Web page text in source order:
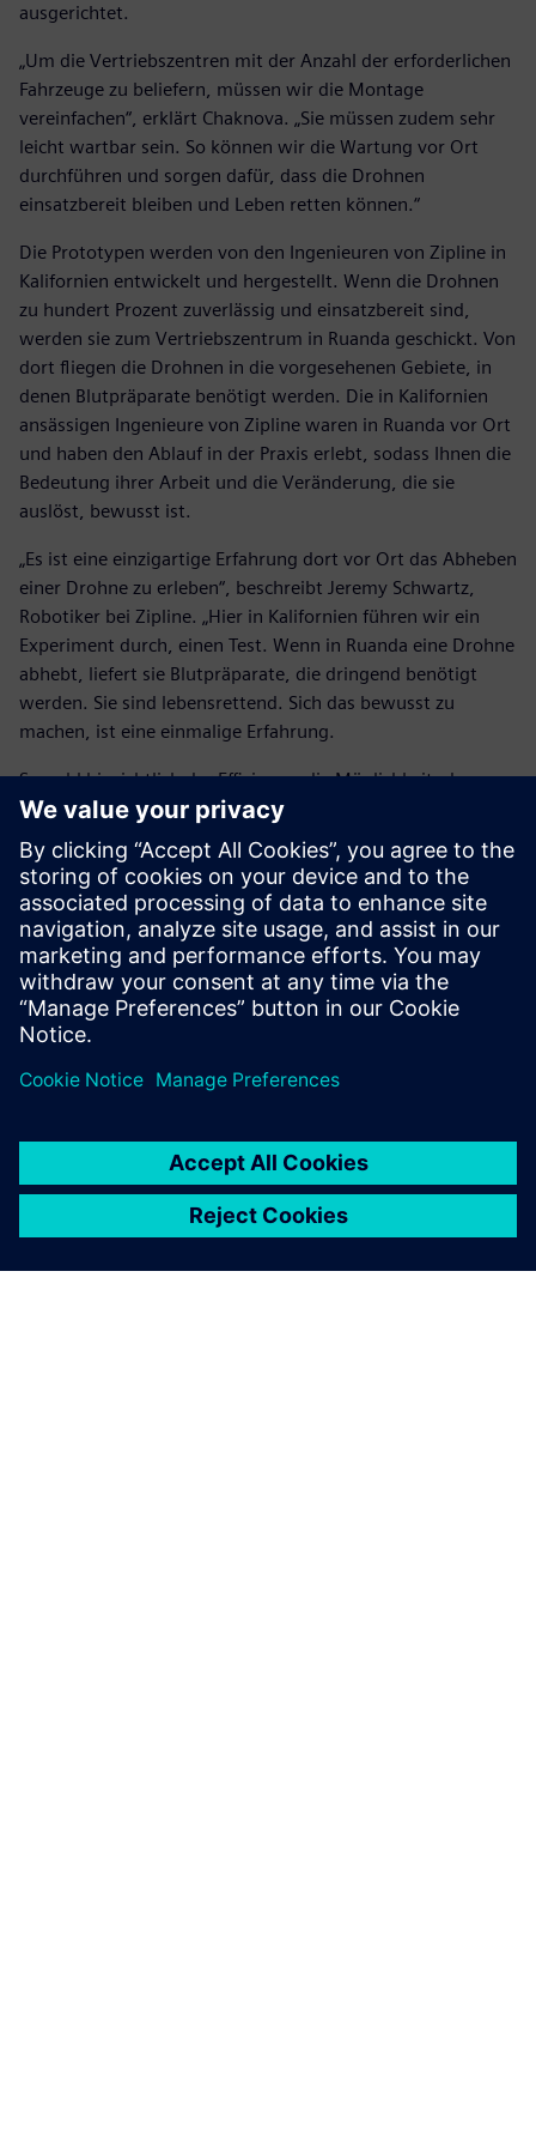
ausgerichtet.
„Um die Vertriebszentren mit der Anzahl der erforderlichen
Fahrzeuge zu beliefern, müssen wir die Montage
vereinfachen“, erklärt Chaknova. „Sie müssen zudem sehr
leicht wartbar sein. So können wir die Wartung vor Ort
durchführen und sorgen dafür, dass die Drohnen
einsatzbereit bleiben und Leben retten können.“
Die Prototypen werden von den Ingenieuren von Zipline in
Kalifornien entwickelt und hergestellt. Wenn die Drohnen
zu hundert Prozent zuverlässig und einsatzbereit sind,
werden sie zum Vertriebszentrum in Ruanda geschickt. Von
dort fliegen die Drohnen in die vorgesehenen Gebiete, in
denen Blutpräparate benötigt werden. Die in Kalifornien
ansässigen Ingenieure von Zipline waren in Ruanda vor Ort
und haben den Ablauf in der Praxis erlebt, sodass Ihnen die
Bedeutung ihrer Arbeit und die Veränderung, die sie
auslöst, bewusst ist.
„Es ist eine einzigartige Erfahrung dort vor Ort das Abheben
einer Drohne zu erleben“, beschreibt Jeremy Schwartz,
Robotiker bei Zipline. „Hier in Kalifornien führen wir ein
Experiment durch, einen Test. Wenn in Ruanda eine Drohne
abhebt, liefert sie Blutpräparate, die dringend benötigt
werden. Sie sind lebensrettend. Sich das bewusst zu
machen, ist eine einmalige Erfahrung.
Sowohl hinsichtlich der Effizienz – die Möglichkeit, den
Kreislauf schnell zu schließen – als auch unter moralischen
Gesichtspunkten ist es eine fantastische Erfahrung, an
diesem Projekt zu arbeiten und die direkten Auswirkungen
aus erster Hand miterleben zu können.“
Zipline hat täglich Hunderte intelligenter, autonomer
Drohnen versendet und seitdem der Drohnenservice in
Betrieb ist, Tausende Aufträge in Ruanda ausgeführt. Da
sich das Unternehmen weiter vergrößert und expandiert,
benötigten medizinischen Präparaten zu versorgen,
„Wir wollen uns auf unsere eigenen Erfahrungen stützen.
An dem Punkt, an dem wir heute stehen und meiner
Meinung nach schon viel erreicht haben, wollen wir an den
wollen skalieren und etwas wirklich Großes erreichen“,